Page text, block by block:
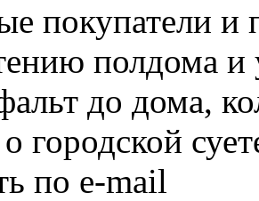
покупатели и
полдома и
до дома,
о городской
по e-mail